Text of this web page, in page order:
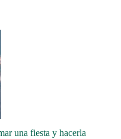
una fiesta y hacerla